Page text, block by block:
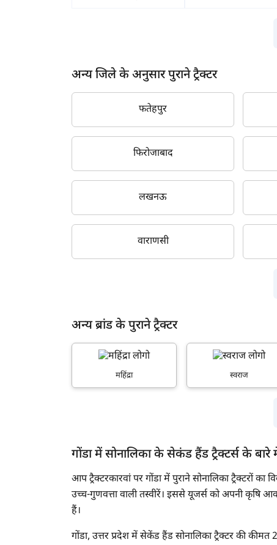
2009
2007
2003
2002
2000
1997
1996
अन्य जिले के अनुसार पुराने ट्रैक्टर
फतेहपुर
फिरोजाबाद
लखनऊ
वाराणसी
अन्य ब्रांड के पुराने ट्रैक्टर
महिंद्रा स्वराज
गोंडा में सोनालिका के सेकंड हैंड ट्रैक्टर्स के बारे
आप ट्रैक्टरकारवां पर गोंडा में पुराने सोनालिका ट्रैक्टरों
उच्च-गुणवत्ता वाली तस्वीरें। इससे यूजर्स को अपनी कृषि
हैं।
गोंडा, उत्तर प्रदेश में सेकेंड हैंड सोनालिका ट्रैक्टर की